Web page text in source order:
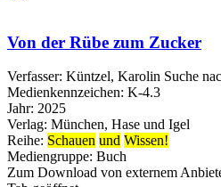
Von der Rübe zum Zucker
Verfasser: Küntzel, Karolin Suche
Medienkennzeichen: K-4.3
Jahr: 2025
Verlag: München, Hase und Igel
Reihe: Schauen und Wissen!
Mediengruppe: Buch
Zum Download von externem